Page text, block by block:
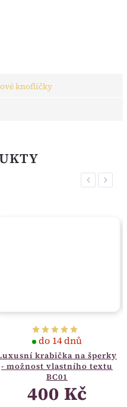
knoflíčky
Previous
krabička na šperky
- možnost vlastního textu
BC01
do 14 dnů
400 Kč
Next